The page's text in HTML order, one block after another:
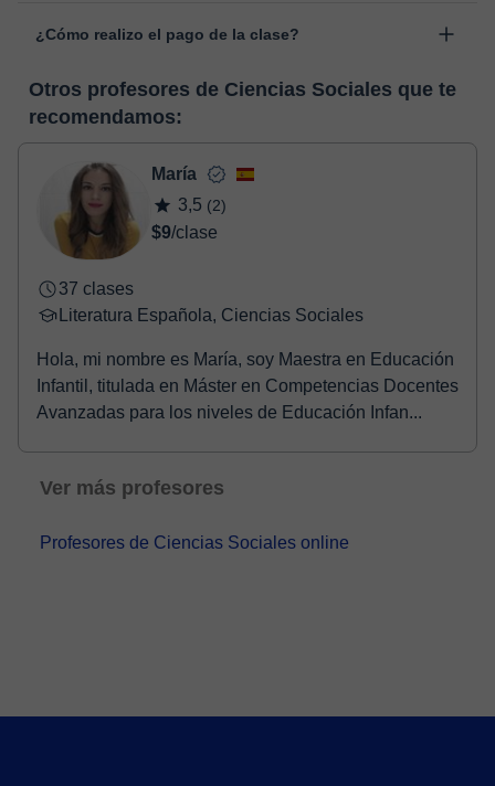
desarrollada para el ámbito formativo con muchas
pizarra virtual o el editor de textos a tiempo real. En el siguiente
enlace puedes ver una demo del aula y conocerla:Ver aula
virtual
¿Cómo realizo el pago de la clase?
horas, podrás realizar el pago mediante nuestro TPV virtual.
Tienes dos opciones para efectuar el pago:
- Tarjeta de crédito.
Una vez realices el pago de la clase, recibirás un e-mail de
confirmación de la reserva.
Otros profesores de Ciencias Sociales que te
recomendamos:
María
3,5 (2)
$9/clase
37 clases
Literatura Española, Ciencias Sociales
Hola, mi nombre es María, soy Maestra en Educación
Infantil, titulada en Máster en Competencias Docentes
Avanzadas para los niveles de Educación Infan...
Ver más profesores
Profesores de Ciencias Sociales online